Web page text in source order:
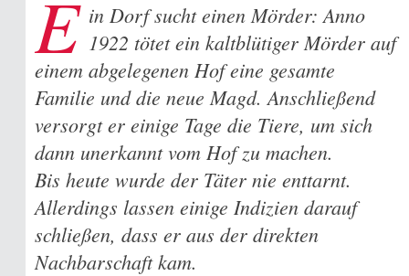
E in Dorf sucht einen Mörder: Anno
1922 tötet ein kaltblütiger Mörder auf
einem abgelegenen Hof eine gesamte
Familie und die neue Magd. Anschließend
versorgt er einige Tage die Tiere, um sich
dann unerkannt vom Hof zu machen.
Bis heute wurde der Täter nie enttarnt.
Allerdings lassen einige Indizien darauf
schließen, dass er aus der direkten
Nachbarschaft kam.